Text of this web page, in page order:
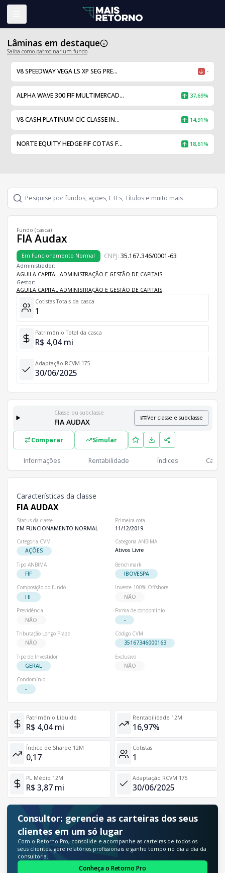
Lâminas em destaque
Saiba como patrocinar um fundo
V8 SPEEDWAY VEGA LS XP SEG PRE... -
ALPHA WAVE 300 FIF MULTIMERCAD... 37,69%
V8 CASH PLATINUM CIC CLASSE IN... 14,91%
NORTE EQUITY HEDGE FIF COTAS F... 18,61%
Fundo (casca)
FIA Audax
Em Funcionamento Normal CNPJ: 35.167.346/0001-63
Administrador:
AGUILA CAPITAL ADMINISTRAÇÃO E GESTÃO DE CAPITAIS
Gestor:
AGUILA CAPITAL ADMINISTRAÇÃO E GESTÃO DE CAPITAIS
Cotistas Totais da casca
1
Patrimônio Total da casca
R$ 4,04 mi
Adaptação RCVM 175
30/06/2025
Classes e Subclasses do Fundo
Lista completa de classes e subclasses disponíveis, incluindo
R$ 4,04 mi 1
Classe ou subclasse
FIA AUDAX Ver classe e subclasse
Comparar Simular
Informações Rentabilidade Índices
Características da classe
FIA AUDAX
Status da classe
EM FUNCIONAMENTO NORMAL
Primeira cota
11/12/2019
Categoria CVM
AÇÕES
Categoria ANBIMA
Ativos Livre
Tipo ANBIMA
FIF
Benchmark
IBOVESPA
Composição do fundo
FIF
Investe 100% Offshore
NÃO
Previdência
NÃO
Forma de condomínio
-
Tributação Longo Prazo
NÃO
Código CVM
35167346000163
Tipo de Investidor
GERAL
Exclusivo
NÃO
Condomínio
-
Patrimônio Líquido
R$ 4,04 mi
Rentabilidade 12M
16,97%
Índice de Sharpe 12M
0,17
Cotistas
1
PL Médio 12M
R$ 3,87 mi
Adaptação RCVM 175
30/06/2025
Consultor: gerencie as carteiras dos seus
clientes em um só lugar
Com o Retorno Pro, consolide e acompanhe as carteiras de todos os
seus clientes, gere relatórios profissionais e ganhe tempo no dia a dia da
consultoria.
Conheça o Retorno Pro